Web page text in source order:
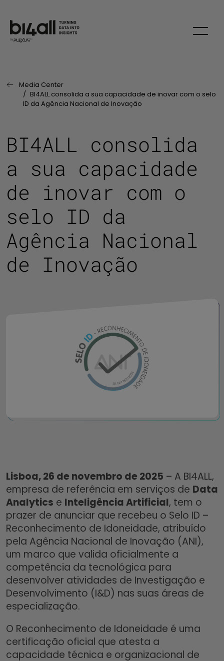
Página Anterior:
Media Center
BI4ALL consolida a sua capacidade de inovar com o selo
ID da Agência Nacional de Inovação
BI4ALL consolida
a sua capacidade
de inovar com o
selo ID da
Agência Nacional
de Inovação
Lisboa, 26 de novembro de 2025 – A BI4ALL,
empresa de referência em serviços de Data
Analytics e Inteligência Artificial, tem o
prazer de anunciar que recebeu o Selo ID –
Reconhecimento de Idoneidade, atribuído
pela Agência Nacional de Inovação (ANI),
um marco que valida oficialmente a
competência da tecnológica para
desenvolver atividades de Investigação e
Desenvolvimento (I&D) nas suas áreas de
especialização.
O Reconhecimento de Idoneidade é uma
certificação oficial que atesta a
capacidade técnica e organizacional de